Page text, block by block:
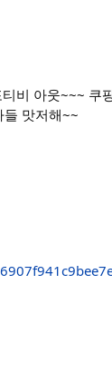
비 아웃~~~ 쿠
맛저해~~